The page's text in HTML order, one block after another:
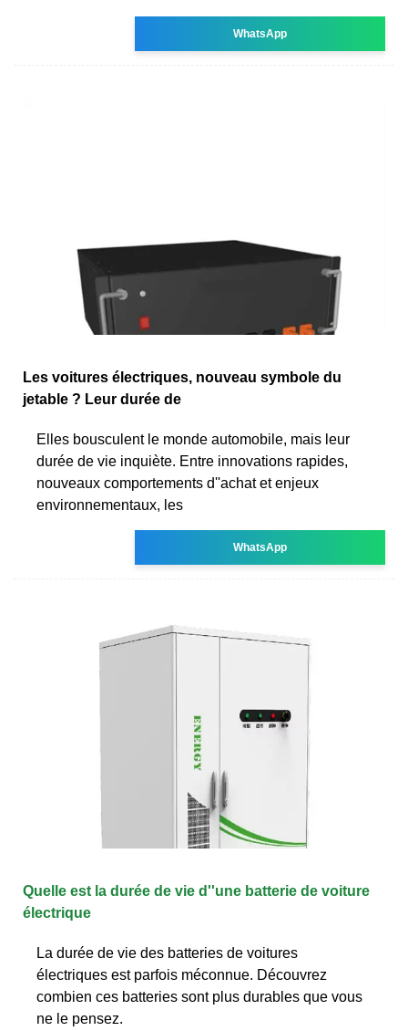
WhatsApp
Les voitures électriques, nouveau symbole du
jetable ? Leur durée de
Elles bousculent le monde automobile, mais leur
durée de vie inquiète. Entre innovations rapides,
nouveaux comportements d''achat et enjeux
environnementaux, les
WhatsApp
Quelle est la durée de vie d''une batterie de voiture
électrique
La durée de vie des batteries de voitures
électriques est parfois méconnue. Découvrez
combien ces batteries sont plus durables que vous
ne le pensez.